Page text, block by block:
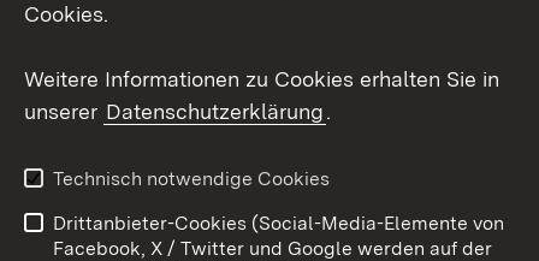
Youtube
Kontakt
Datenschutz
Barrierefreiheit
Impressum Cookies
Cookies.
Weitere Informationen zu Cookies erhalten Sie in
unserer Datenschutzerklärung.
Technisch notwendige Cookies
Drittanbieter-Cookies (Social-Media-Elemente von
Facebook, X / Twitter und Google werden auf der